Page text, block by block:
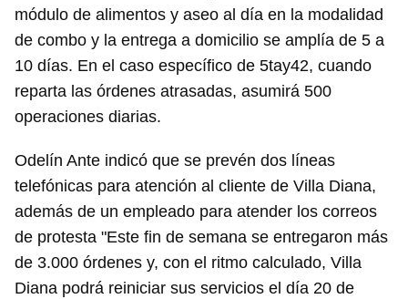
módulo de alimentos y aseo al día en la modalidad
de combo y la entrega a domicilio se amplía de 5 a
10 días. En el caso específico de 5tay42, cuando
reparta las órdenes atrasadas, asumirá 500
operaciones diarias.
Odelín Ante indicó que se prevén dos líneas
telefónicas para atención al cliente de Villa Diana,
además de un empleado para atender los correos
de protesta "Este fin de semana se entregaron más
de 3.000 órdenes y, con el ritmo calculado, Villa
Diana podrá reiniciar sus servicios el día 20 de